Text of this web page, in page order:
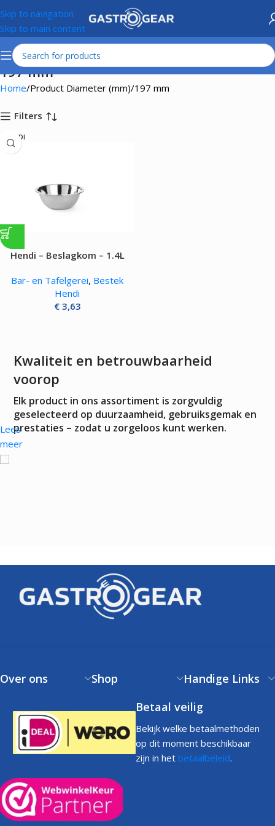
Skip to navigation
Skip to main content
197 mm
Home Product Diameter (mm) 197 mm
Filters
HENDI
Hendi – Beslagkom – 1.4L
Bar- en Tafelgerei, Bestek
Hendi
€3,63
Kwaliteit en betrouwbaarheid
voorop
Elk product in ons assortiment is zorgvuldig
geselecteerd op duurzaamheid, gebruiksgemak en
prestaties – zodat u zorgeloos kunt werken.
Lees
meer
Over ons Shop
Handige Links
Betaal veilig
Bekijk welke betaalmethoden
op dit moment beschikbaar
zijn in het betaalbeleid.